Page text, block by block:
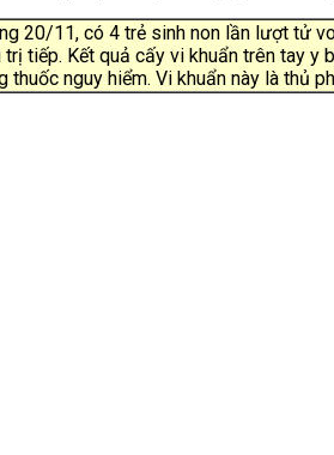
20/11, có 4 trẻ sinh non lần lượt tử
trị tiếp. Kết quả cấy vi khuẩn trên tay y
thuốc nguy hiểm. Vi khuẩn này là thủ